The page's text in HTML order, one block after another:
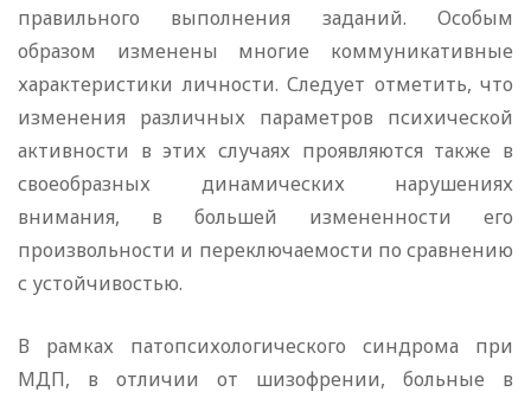
правильного выполнения заданий. Особым
образом изменены многие коммуникативные
характеристики личности. Следует отметить, что
изменения различных параметров психической
активности в этих случаях проявляются также в
своеобразных динамических нарушениях
внимания, в большей измененности его
произвольности и переключаемости по сравнению
с устойчивостью.
В рамках патопсихологического синдрома при
МДП, в отличии от шизофрении, больные в